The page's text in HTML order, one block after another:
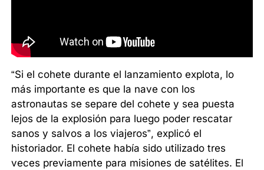
“Si el cohete durante el lanzamiento explota, lo
más importante es que la nave con los
astronautas se separe del cohete y sea puesta
lejos de la explosión para luego poder rescatar
sanos y salvos a los viajeros”, explicó el
historiador. El cohete había sido utilizado tres
veces previamente para misiones de satélites. El